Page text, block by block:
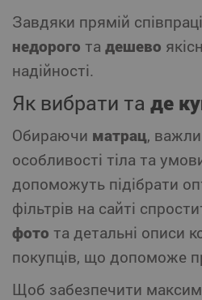
Завдяки прямій
недорого та дешево
надійності.
Як вибрати та де
Обираючи матрац,
особливості тіла та
допоможуть підібрати
фільтрів на сайті
фото та детальні описи
покупців, що допоможе
Щоб забезпечити